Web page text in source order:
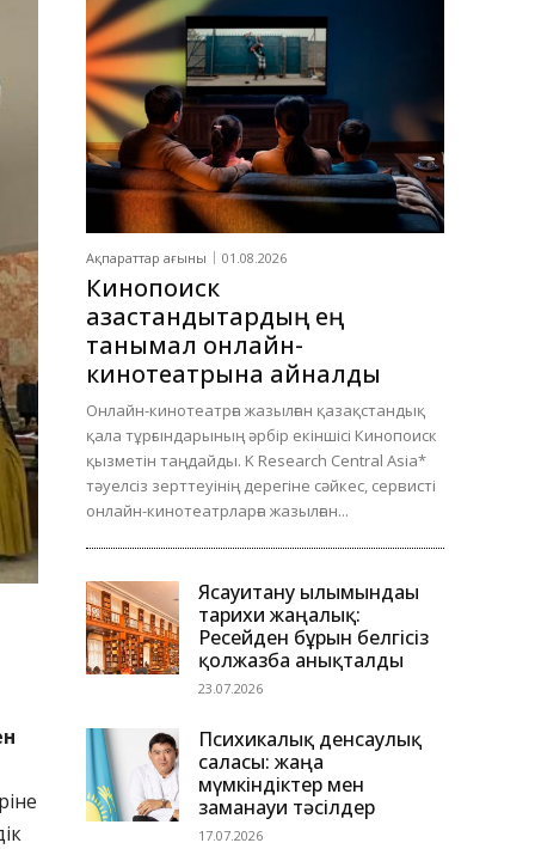
Ақпараттар ағыны 01.08.2026
Кинопоиск
қазақстандықтардың ең
танымал онлайн-
кинотеатрына айналды
Онлайн-кинотеатрға жазылған қазақстандық
қала тұрғындарының әрбір екіншісі Кинопоиск
қызметін таңдайды. K Research Central Asia*
тәуелсіз зерттеуінің дерегіне сәйкес, сервисті
онлайн-кинотеатрларға жазылған...
Ясауитану ғылымындағы
тарихи жаңалық:
Ресейден бұрын белгісіз
қолжазба анықталды
23.07.2026
Психикалық денсаулық
саласы: жаңа
мүмкіндіктер мен
заманауи тәсілдер
17.07.2026